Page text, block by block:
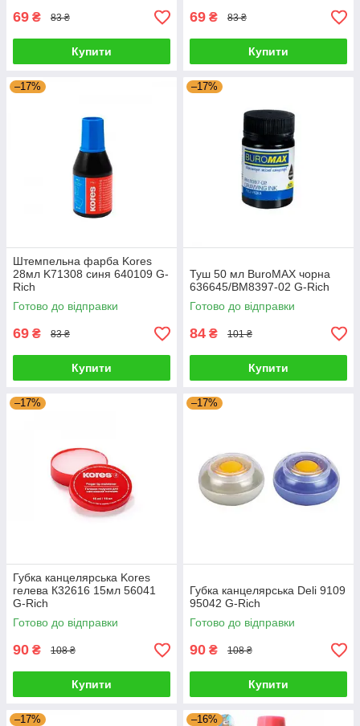
69 ₴ 83 ₴
Купити
69 ₴ 83 ₴
Купити
–17%
Штемпельна фарба Kores
28мл K71308 синя 640109 G-
Rich
Готово до відправки
69 ₴ 83 ₴
Купити
–17%
Туш 50 мл BuroMAX чорна
636645/BM8397-02 G-Rich
Готово до відправки
84 ₴ 101 ₴
Купити
–17%
Губка канцелярська Kores
гелева К32616 15мл 56041
G-Rich
Готово до відправки
90 ₴ 108 ₴
Купити
–17%
Губка канцелярська Deli 9109
95042 G-Rich
Готово до відправки
90 ₴ 108 ₴
Купити
–17% –16%